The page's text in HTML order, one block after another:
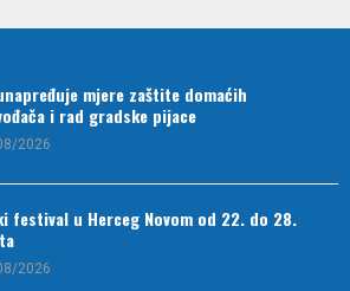
mjere zaštite domaćih
i rad gradske pijace
2026
festival u Herceg Novom od 22. do 28.
2026